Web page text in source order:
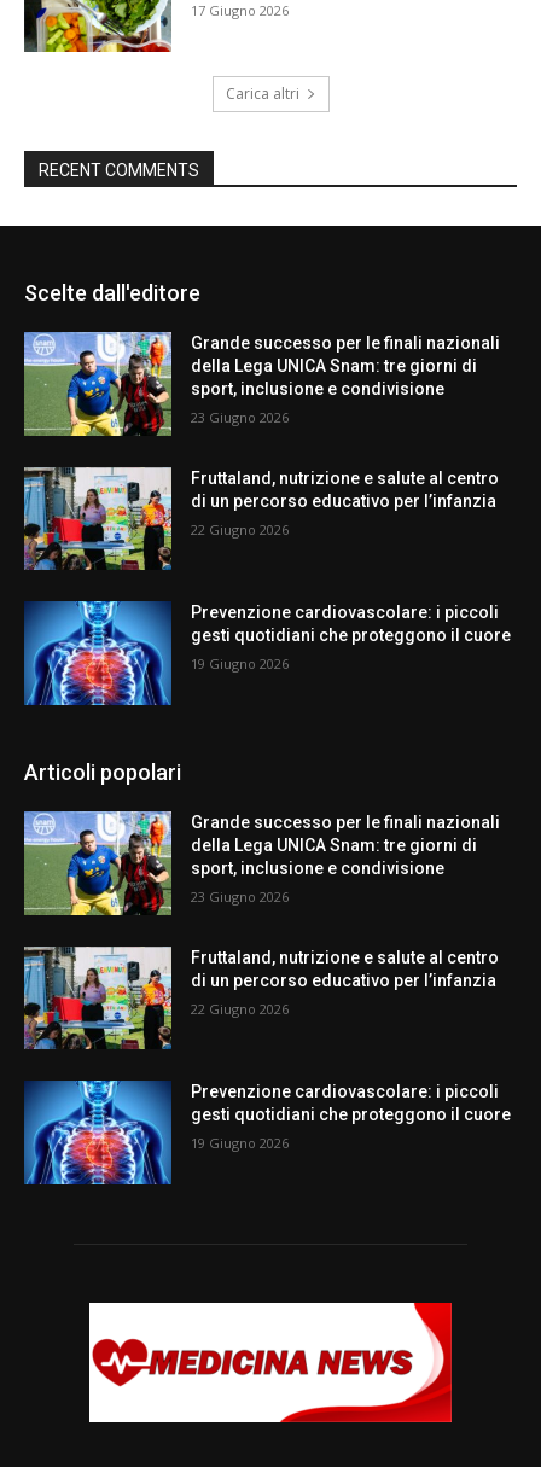
17 Giugno 2026
Carica altri
RECENT COMMENTS
Scelte dall'editore
Grande successo per le finali nazionali
della Lega UNICA Snam: tre giorni di
sport, inclusione e condivisione
23 Giugno 2026
Fruttaland, nutrizione e salute al centro
di un percorso educativo per l’infanzia
22 Giugno 2026
Prevenzione cardiovascolare: i piccoli
gesti quotidiani che proteggono il cuore
19 Giugno 2026
Articoli popolari
Grande successo per le finali nazionali
della Lega UNICA Snam: tre giorni di
sport, inclusione e condivisione
23 Giugno 2026
Fruttaland, nutrizione e salute al centro
di un percorso educativo per l’infanzia
22 Giugno 2026
Prevenzione cardiovascolare: i piccoli
gesti quotidiani che proteggono il cuore
19 Giugno 2026